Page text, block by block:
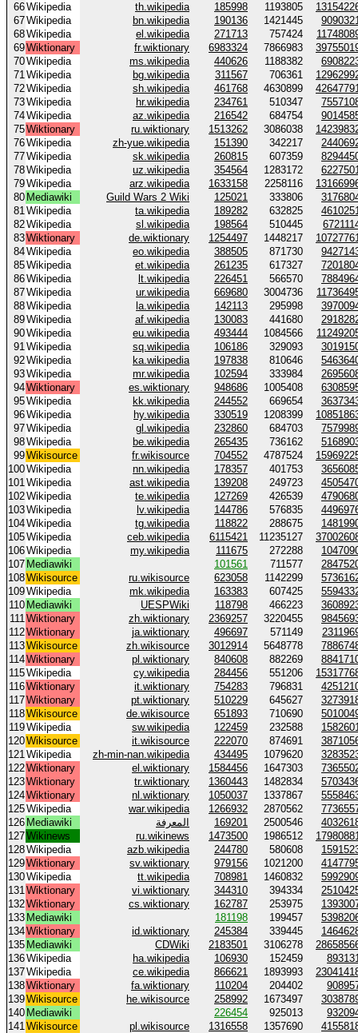
66Wikipedia th.wikipedia 185998 1193805
67Wikipedia bn.wikipedia 190136 1421445
68Wikipedia el.wikipedia 271713 757424
69Wiktionary fr.wiktionary 6983324 7866983
70Wikipedia ms.wikipedia 440626 1188382
71Wikipedia bg.wikipedia 311567 706361
72Wikipedia sh.wikipedia 461768 4630899
73Wikipedia hr.wikipedia 234761 510347
74Wikipedia az.wikipedia 216542 684754
75Wiktionary ru.wiktionary 1513262 3086038
76Wikipedia zh-yue.wikipedia 151390 342217
77Wikipedia sk.wikipedia 260815 607359
78Wikipedia uz.wikipedia 354564 1283172
79Wikipedia arz.wikipedia 1633158 2258116
80 Mediawiki Guild Wars 2 Wiki 125021 333806
81Wikipedia ta.wikipedia 189282 632825
82Wikipedia sl.wikipedia 198564 510445
83Wiktionary de.wiktionary 1254497 1448217
84Wikipedia eo.wikipedia 388505 871730
85Wikipedia et.wikipedia 261235 617327
86Wikipedia lt.wikipedia 226451 566570
87Wikipedia ur.wikipedia 669680 3004736
88Wikipedia la.wikipedia 142113 295998
89Wikipedia af.wikipedia 130083 441680
90Wikipedia eu.wikipedia 493444 1084566
91Wikipedia sq.wikipedia 106186 329093
92Wikipedia ka.wikipedia 197838 810646
93Wikipedia mr.wikipedia 102594 333984
94Wiktionary es.wiktionary 948686 1005408
95Wikipedia kk.wikipedia 244552 669654
96Wikipedia hy.wikipedia 330519 1208399
97Wikipedia gl.wikipedia 232860 684703
98Wikipedia be.wikipedia 265435 736162
99Wikisource fr.wikisource 704552 4787524
100Wikipedia nn.wikipedia 178357 401753
101Wikipedia ast.wikipedia 139208 249723
102Wikipedia te.wikipedia 127269 426539
103Wikipedia lv.wikipedia 144786 576835
104Wikipedia tg.wikipedia 118822 288675
105Wikipedia ceb.wikipedia 6115421 11235127
106Wikipedia my.wikipedia 111675 272288
107 Mediawiki 101561 711577
108Wikisource ru.wikisource 623058 1142299
109Wikipedia mk.wikipedia 163383 607425
110 Mediawiki UESPWiki 118798 466223
111Wiktionary zh.wiktionary 2369257 3220455
112Wiktionary ja.wiktionary 496697 571149
113Wikisource zh.wikisource 3012914 5648778
114Wiktionary pl.wiktionary 840608 882269
115Wikipedia cy.wikipedia 284456 551206
116Wiktionary it.wiktionary 754283 796831
117Wiktionary pt.wiktionary 510229 645627
118Wikisource de.wikisource 651893 710690
119Wikipedia sw.wikipedia 122459 232588
120Wikisource it.wikisource 222070 874691
121Wikipedia zh-min-nan.wikipedia 434495 1079620
122Wiktionary el.wiktionary 1584456 1647303
123Wiktionary tr.wiktionary 1360443 1482834
124Wiktionary nl.wiktionary 1050037 1337867
125Wikipedia war.wikipedia 1266932 2870562
126 Mediawiki المعرفة 169201 2500546
127Wikinews ru.wikinews 1473500 1986512
128Wikipedia azb.wikipedia 244780 580608
129Wiktionary sv.wiktionary 979156 1021200
130Wikipedia tt.wikipedia 708981 1460832
131Wiktionary vi.wiktionary 344310 394334
132Wiktionary cs.wiktionary 162787 253975
133 Mediawiki 181198 199457
134Wiktionary id.wiktionary 245384 339445
135 Mediawiki CDWiki 2183501 3106278
136Wikipedia ha.wikipedia 106930 152459
137Wikipedia ce.wikipedia 866621 1893993
138Wiktionary fa.wiktionary 110204 204402
139Wikisource he.wikisource 258992 1673497
140 Mediawiki 226454 925013
141Wikisource pl.wikisource 1316558 1357690